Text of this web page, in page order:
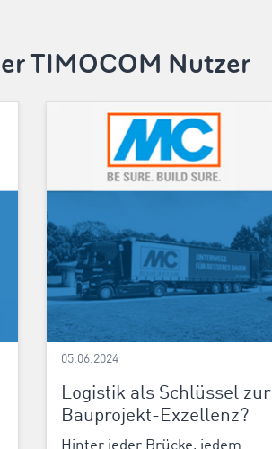
TIMOCOM Nutzer
05.06.2024
Logistik als Schlüssel zur
Bauprojekt-Exzellenz?
Hinter jeder Brücke, jedem